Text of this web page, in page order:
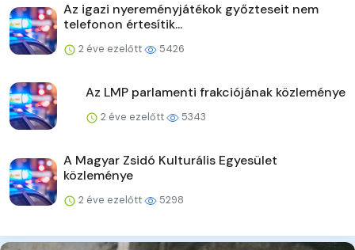
Az igazi nyereményjátékok győzteseit nem
telefonon értesítik...
2 éve ezelőtt 5426
Az LMP parlamenti frakciójának közleménye
2 éve ezelőtt 5343
A Magyar Zsidó Kulturális Egyesület
közleménye
2 éve ezelőtt 5298